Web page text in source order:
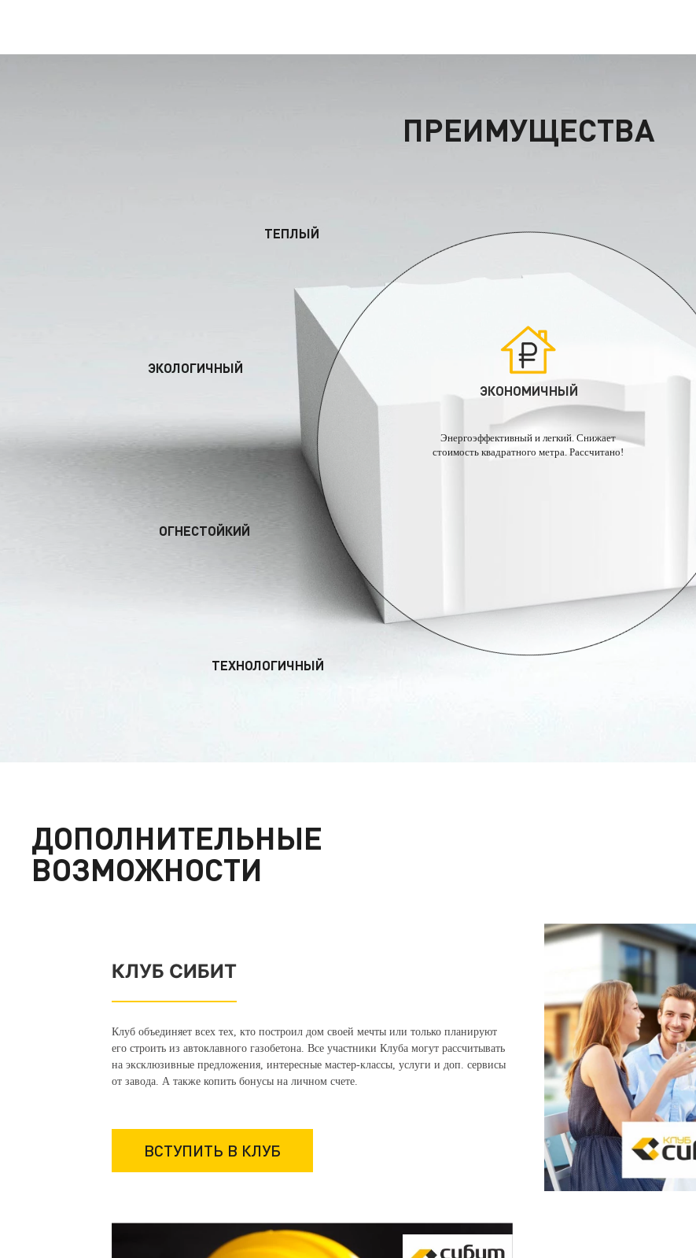
ПРЕИМУЩЕСТВА
ДОЛГОВЕЧНЫЙ
СИБИТ — долговечный материал. Это искусственный
камень, который не горит и не гниёт. При марке по
ЭКОЛОГИЧНЫЙ
ОГНЕСТОЙКИЙ
ТЕПЛЫЙ
ТЕХНОЛОГИЧНЫЙ
ДОПОЛНИТЕЛЬНЫЕ
ВОЗМОЖНОСТИ
КЛУБ СИБИТ
Клуб объединяет всех тех, кто построил дом своей мечты или только планируют
его строить из автоклавного газобетона. Все участники Клуба могут рассчитывать
на эксклюзивные предложения, интересные мастер-классы, услуги и доп. сервисы
от завода. А также копить бонусы на личном счете.
ВСТУПИТЬ В КЛУБ